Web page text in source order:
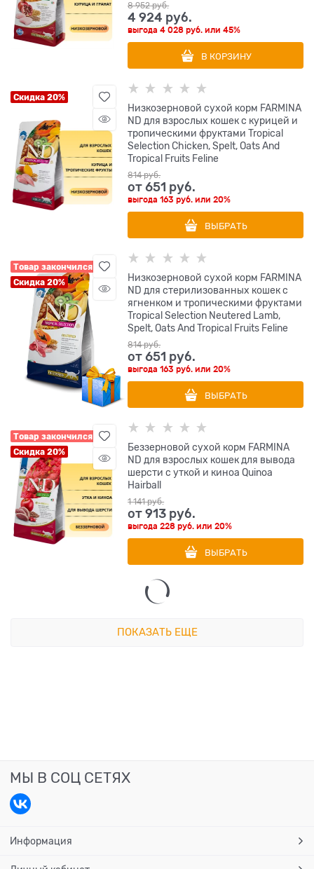
8 952 руб.
4 924 руб.
выгода4 028 руб. или45%
В КОРЗИНУ
Скидка 20%
Низкозерновой cухой корм FARMINA
ND для взрослых кошек с курицей и
тропическими фруктами Tropical
Selection Chicken, Spelt, Oats And
Tropical Fruits Feline
814 руб.
от651 руб.
выгода163 руб. или20%
ВЫБРАТЬ
Товар закончился
Скидка 20%
Низкозерновой cухой корм FARMINA
ND для стерилизованных кошек с
ягненком и тропическими фруктами
Tropical Selection Neutered Lamb,
Spelt, Oats And Tropical Fruits Feline
814 руб.
от651 руб.
выгода163 руб. или20%
ВЫБРАТЬ
Товар закончился
Скидка 20%
Беззерновой cухой корм FARMINA
ND для взрослых кошек для вывода
шерсти с уткой и киноа Quinoa
Hairball
1 141 руб.
от913 руб.
выгода228 руб. или20%
ВЫБРАТЬ
ПОКАЗАТЬ ЕЩЕ
МЫ В СОЦ СЕТЯХ
Информация